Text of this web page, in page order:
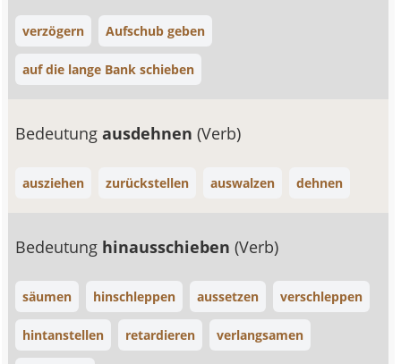
verzögern Aufschub geben
auf die lange Bank schieben
Bedeutungausdehnen(Verb)
ausziehen zurückstellen auswalzen dehnen
Bedeutung hinausschieben(Verb)
säumen hinschleppen aussetzen verschleppen
hintanstellen retardieren verlangsamen